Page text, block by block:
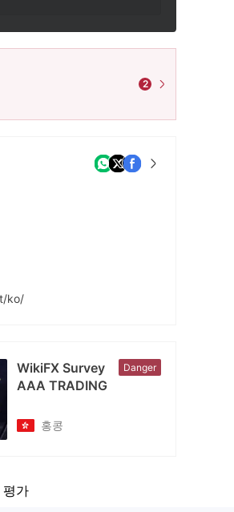
2
ko/
WikiFX Survey
AAA TRADING
Danger
홍콩
평가